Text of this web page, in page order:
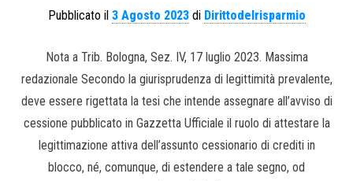
Pubblicato il 3 Agosto 2023di Dirittodelrisparmio
Nota a Trib. Bologna, Sez. IV, 17 luglio 2023. Massima
redazionale Secondo la giurisprudenza di legittimità prevalente,
deve essere rigettata la tesi che intende assegnare all’avviso di
cessione pubblicato in Gazzetta Ufficiale il ruolo di attestare la
legittimazione attiva dell’assunto cessionario di crediti in
blocco, né, comunque, di estendere a tale segno, od